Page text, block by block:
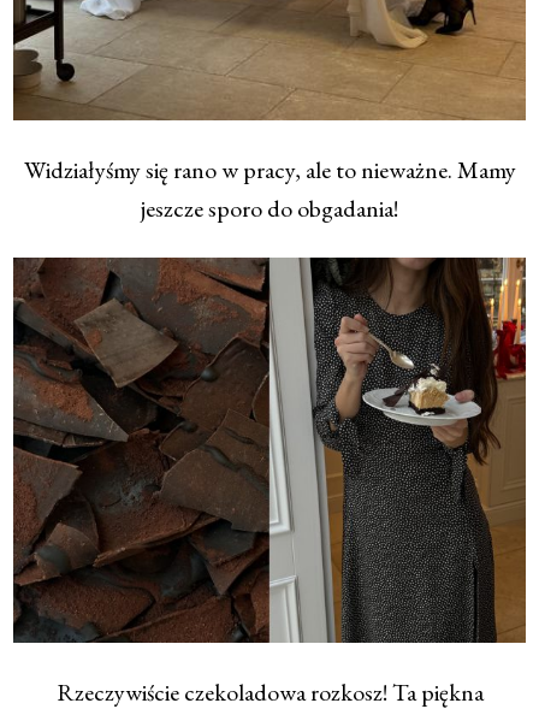
Widziałyśmy się rano w pracy, ale to nieważne. Mamy
jeszcze sporo do obgadania!
Rzeczywiście czekoladowa rozkosz! Ta piękna